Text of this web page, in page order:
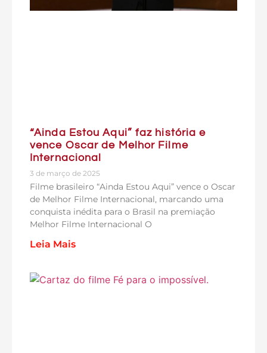
“Ainda Estou Aqui” faz história e
vence Oscar de Melhor Filme
Internacional
3 de março de 2025
Filme brasileiro “Ainda Estou Aqui” vence o Oscar
de Melhor Filme Internacional, marcando uma
conquista inédita para o Brasil na premiação
Melhor Filme Internacional O
Leia Mais